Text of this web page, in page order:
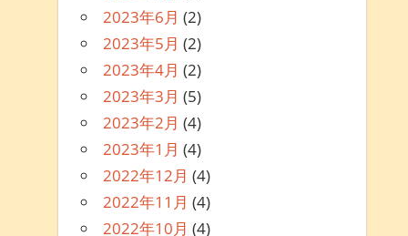
2023年6月 (2)
2023年5月 (2)
2023年4月 (2)
2023年3月 (5)
2023年2月 (4)
2023年1月 (4)
2022年12月 (4)
2022年11月 (4)
2022年10月 (4)